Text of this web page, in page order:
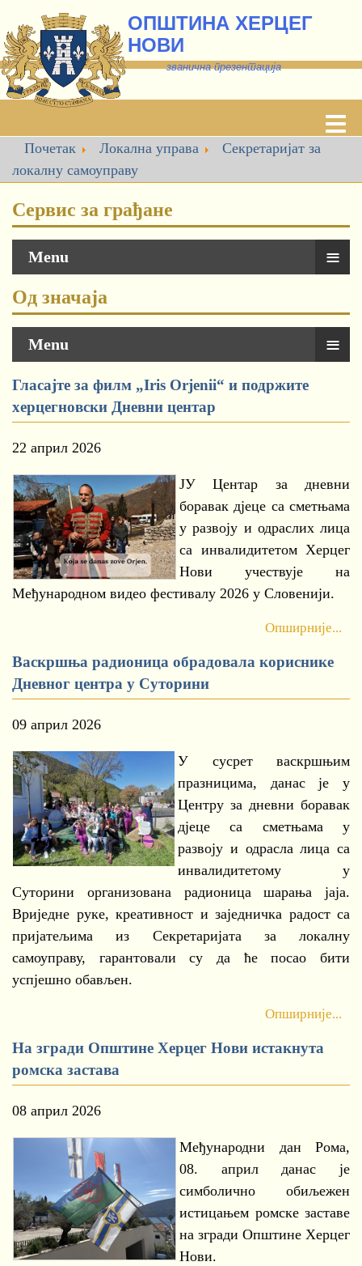
ОПШТИНА ХЕРЦЕГ
НОВИ
званична презентација
Почетак Локална управа
Секретаријат за
локалну самоуправу
Сервис за грађане
Menu ≡
Од значаја
Menu ≡
Гласајте за филм „Iris Orjenii“ и подржите
херцегновски Дневни центар
22 април 2026
ЈУ Центар за дневни
боравак дјеце са сметњама
у развоју и одраслих лица
са инвалидитетом Херцег
Нови учествује на
Међународном видео фестивалу 2026 у Словенији.
Опширније...
Васкршња радионица обрадовала кориснике
Дневног центра у Суторини
09 април 2026
У сусрет васкршњим
празницима, данас је у
Центру за дневни боравак
дјеце са сметњама у
развоју и одрасла лица са
инвалидитетому у
Суторини организована радионица шарања јаја.
Вриједне руке, креативност и заједничка радост са
пријатељима из Секретаријата за локалну
самоуправу, гарантовали су да ће посао бити
успјешно обављен.
Опширније...
На згради Општине Херцег Нови истакнута
ромска застава
08 април 2026
Међународни дан Рома,
08. април данас је
симболично обиљежен
истицањем ромске заставе
на згради Општине Херцег
Нови.